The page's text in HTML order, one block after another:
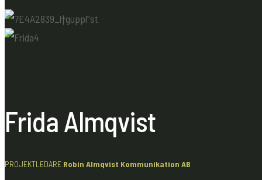
Frida Almqvist
PROJEKTLEDARE Robin Almqvist Kommunikation AB